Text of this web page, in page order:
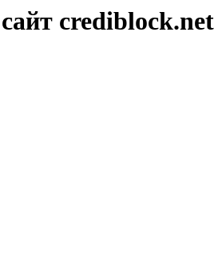
crediblock.net